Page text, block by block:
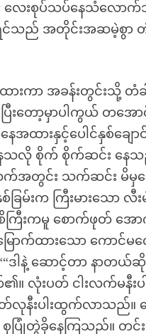
းစုပ်သပ်နေသံလောက်သ
ရင်သည် အတိုင်းအဆမဲ့စွာ
ားကာ အခန်းတွင်းသို့
ြီးတော့မှာပါကွယ် တအော
းနှင့်ပေါင်နှစ်ချော
လို စိုက် စိုက်ဆင်း နေသ
အတွင်း သက်ဆင်း မိမှတ
မ်းက ကြီးမားသော
းကမူ စောက်ဖုတ် အောက်
ာက်ထားသော ကောင်မလေ
ါနဲ့ ဆောင့်တာ နာတယ်ဆို
းပတ် ငါးလက်မနီးပါး
လုနီးပါးထွက်လာသည်။
စုပြုံတွဲခိုနေကြသည်။ တ